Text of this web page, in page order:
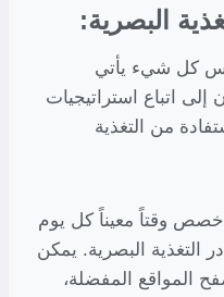
البصرية:
كل شيء يأتي
اتباع استراتيجيات
من التغذية
وقتاً معيناً كل يوم
التغذية البصرية. يمكن
المواقع المفضلة،